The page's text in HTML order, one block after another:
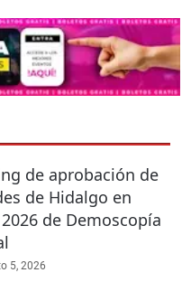
de aprobación de
de Hidalgo en
de Demoscopía
5, 2026